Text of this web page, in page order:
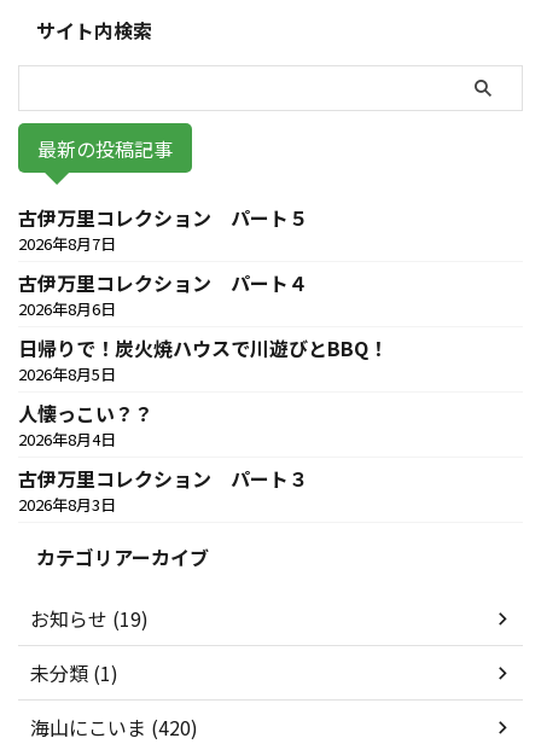
サイト内検索
最新の投稿記事
古伊万里コレクション パート５
2026年8月7日
古伊万里コレクション パート４
2026年8月6日
日帰りで！炭火焼ハウスで川遊びとBBQ！
2026年8月5日
人懐っこい？？
2026年8月4日
古伊万里コレクション パート３
2026年8月3日
カテゴリアーカイブ
お知らせ (19)
未分類 (1)
海山にこいま (420)